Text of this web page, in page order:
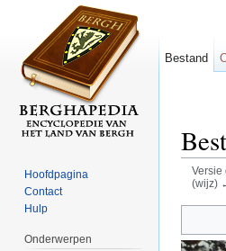
Versie
(wijz)
Bestand
Hoofdpagina
Contact
Hulp
Onderwerpen